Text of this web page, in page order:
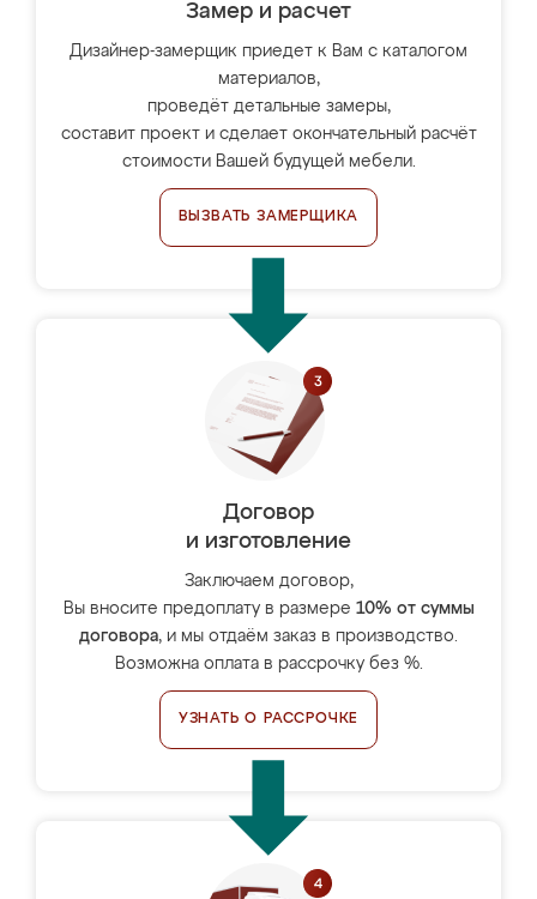
Замер и расчет
Дизайнер-замерщик приедет к Вам с каталогом
материалов,
проведёт детальные замеры,
составит проект и сделает окончательный расчёт
стоимости Вашей будущей мебели.
ВЫЗВАТЬ ЗАМЕРЩИКА
Договор
и изготовление
Заключаем договор,
Вы вносите предоплату в размере 10% от суммы
договора, и мы отдаём заказ в производство.
Возможна оплата в рассрочку без %.
УЗНАТЬ О РАССРОЧКЕ